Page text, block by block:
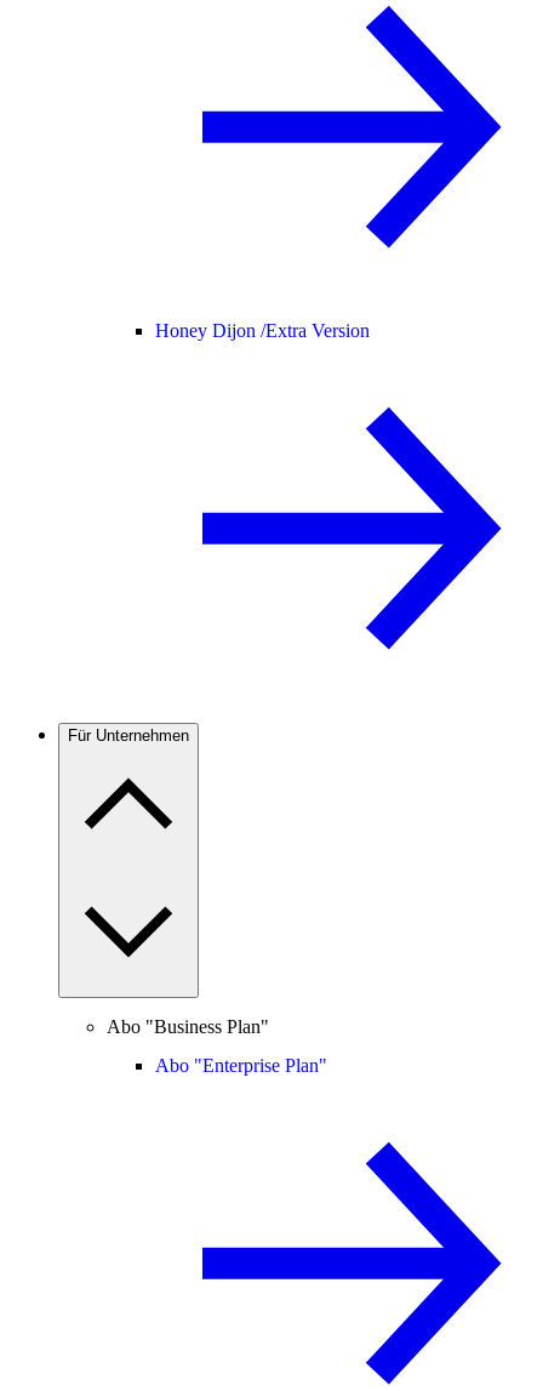
Honey Dijon /Extra Version
Für Unternehmen
Abo "Business Plan"
Abo "Enterprise Plan"